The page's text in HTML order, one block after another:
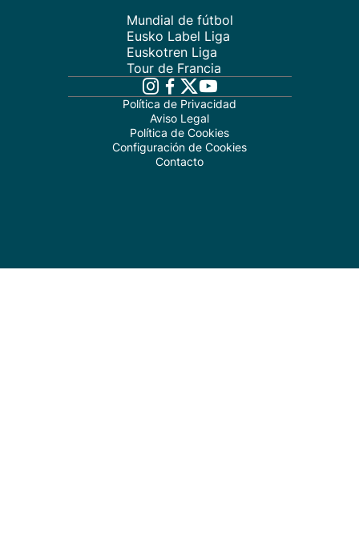
Mundial de fútbol
Eusko Label Liga
Euskotren Liga
Tour de Francia
Política de Privacidad
Aviso Legal
Política de Cookies
Configuración de Cookies
Contacto